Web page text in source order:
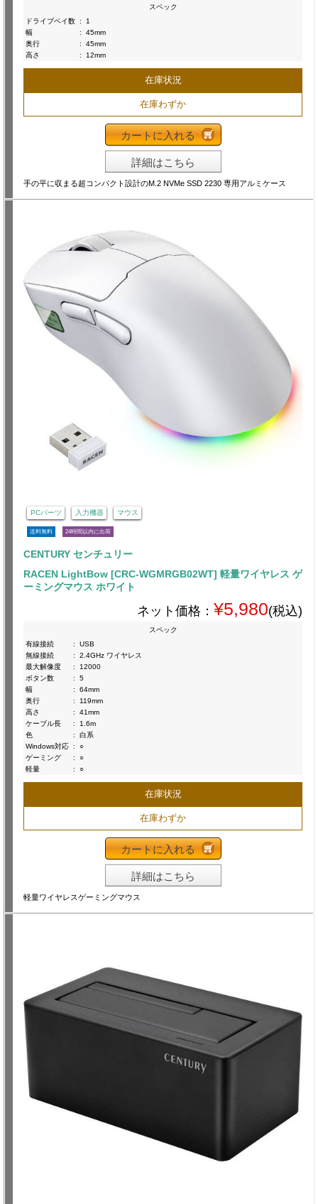
スペック
ドライブベイ数 :
1
幅
:
45mm
奥行
:
45mm
高さ
: 12mm
在庫状況
在庫わずか
カートに入れる
詳細はこちら
手の平に収まる超コンパクト設計のM.2 NVMe SSD 2230 専用アルミケース
PCパーツ 入力機器 マウス
送料無料 24時間以内に出荷
CENTURY センチュリー
RACEN LightBow [CRC-WGMRGB02WT] 軽量ワイヤレス ゲ
ーミングマウス ホワイト
ネット価格： ¥5,980(税込)
スペック
有線接続
:
USB
無線接続
:
2.4GHz ワイヤレス
最大解像度
:
12000
ボタン数
:
5
幅
:
64mm
奥行
:
119mm
高さ
:
41mm
ケーブル長
:
1.6m
色
:
白系
Windows対応 :
○
ゲーミング
:
○
軽量
: ○
在庫状況
在庫わずか
カートに入れる
詳細はこちら
軽量ワイヤレスゲーミングマウス